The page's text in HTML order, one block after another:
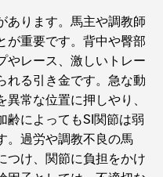
あります。馬主や調教師
が重要です。背中や臀部
やレース、激しいトレー
れる引き金です。急な動
常な位置に押しやり、
齢によってもSI関節は弱
。過労や調教不良の馬
つけ、関節に負担をかけ